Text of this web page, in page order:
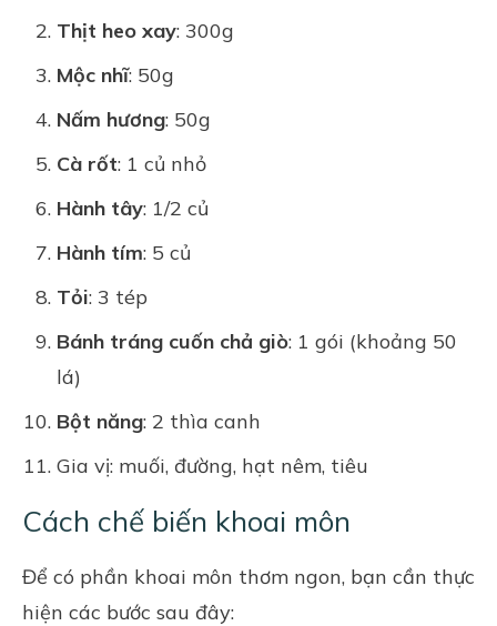
Thịt heo xay: 300g
Mộc nhĩ: 50g
Nấm hương: 50g
Cà rốt: 1 củ nhỏ
Hành tây: 1/2 củ
Hành tím: 5 củ
Tỏi: 3 tép
Bánh tráng cuốn chả giò: 1 gói (khoảng 50
lá)
Bột năng: 2 thìa canh
Gia vị: muối, đường, hạt nêm, tiêu
Cách chế biến khoai môn
Để có phần khoai môn thơm ngon, bạn cần thực
hiện các bước sau đây: